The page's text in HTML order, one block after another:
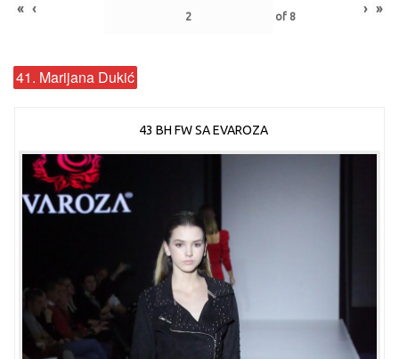
« ‹ of 8 › »
41. Marijana Dukić
43 BH FW SA EVAROZA